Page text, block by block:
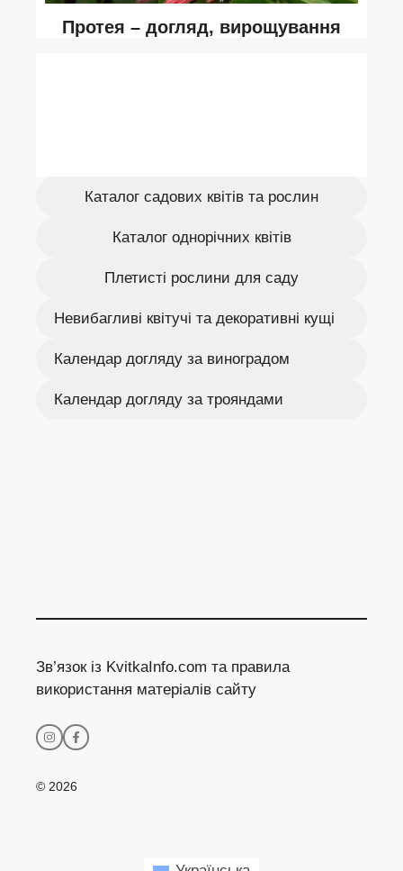
Каталог садових квітів та рослин
Каталог однорічних квітів
Плетисті рослини для саду
Невибагливі квітучі та декоративні кущі
Календар догляду за виноградом
Календар догляду за трояндами
Зв’язок із KvitkaInfo.com та правила
використання матеріалів сайту
© 2026